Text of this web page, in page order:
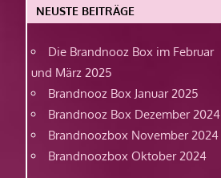
NEUSTE BEITRÄGE
Die Brandnooz Box im Februar
und März 2025
Brandnooz Box Januar 2025
Brandnooz Box Dezember 2024
Brandnoozbox November 2024
Brandnoozbox Oktober 2024